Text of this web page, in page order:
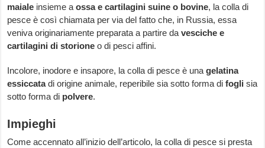
maiale insieme aossa e cartilagini suine o bovine, la colla di
pesce è così chiamata per via del fatto che, in Russia, essa
veniva originariamente preparata a partire davesciche e
cartilagini di storione o di pesci affini.
Incolore, inodore e insapore, la colla di pesce è unagelatina
essiccatadi origine animale, reperibile sia sotto forma difogli sia
sotto forma di polvere.
Impieghi
Come accennato all’inizio dell’articolo, la colla di pesce si presta